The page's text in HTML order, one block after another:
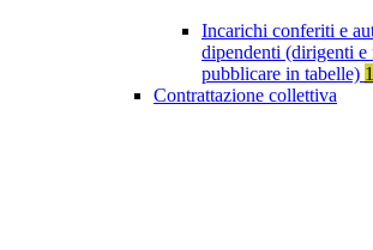
Incarichi conferiti e
dipendenti (dirigenti
pubblicare in tabelle) 1
Contrattazione collettiva